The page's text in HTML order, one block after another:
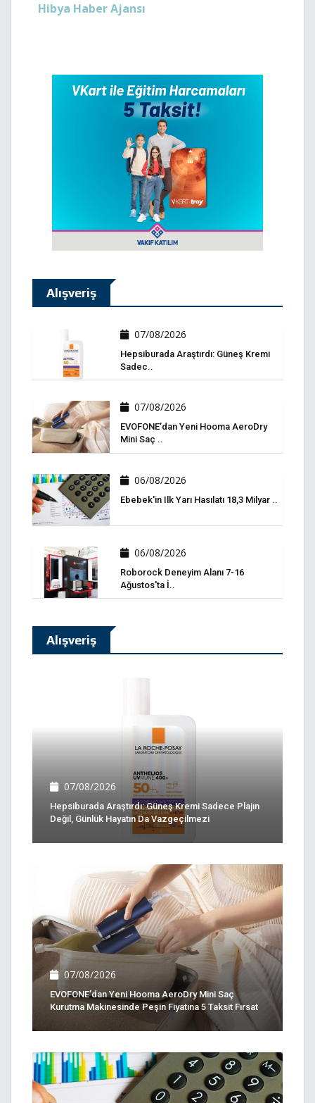
Hibya Haber Ajansı
Alışveriş
07/08/2026
Hepsiburada Araştırdı: Güneş Kremi
Sadec..
07/08/2026
EVOFONE’dan Yeni Hooma AeroDry
Mini Saç ..
06/08/2026
Ebebek'in Ilk Yarı Hasılatı 18,3 Milyar ..
06/08/2026
Roborock Deneyim Alanı 7-16
Ağustos'ta İ..
Alışveriş
07/08/2026
Hepsiburada Araştırdı: Güneş Kremi Sadece Plajın
Değil, Günlük Hayatın Da Vazgeçilmezi
07/08/2026
EVOFONE’dan Yeni Hooma AeroDry Mini Saç
Kurutma Makinesinde Peşin Fiyatına 5 Taksit Fırsat